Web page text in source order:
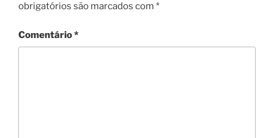
obrigatórios são marcados com *
Comentário*